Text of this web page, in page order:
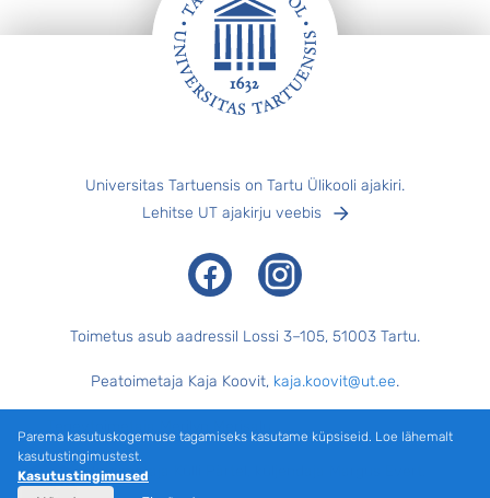
Universitas Tartuensis on Tartu Ülikooli ajakiri.
Lehitse UT ajakirju veebis
FacebookInstagram
Toimetus asub aadressil Lossi 3–105, 51003 Tartu.
Peatoimetaja Kaja Koovit, kaja.koovit@ut.ee.
Keeletoimetaja Külli Pärtel, küljendaja Margus Evert.
Parema kasutuskogemuse tagamiseks kasutame küpsiseid. Loe lähemalt
kasutustingimustest.
Kasutustingimused